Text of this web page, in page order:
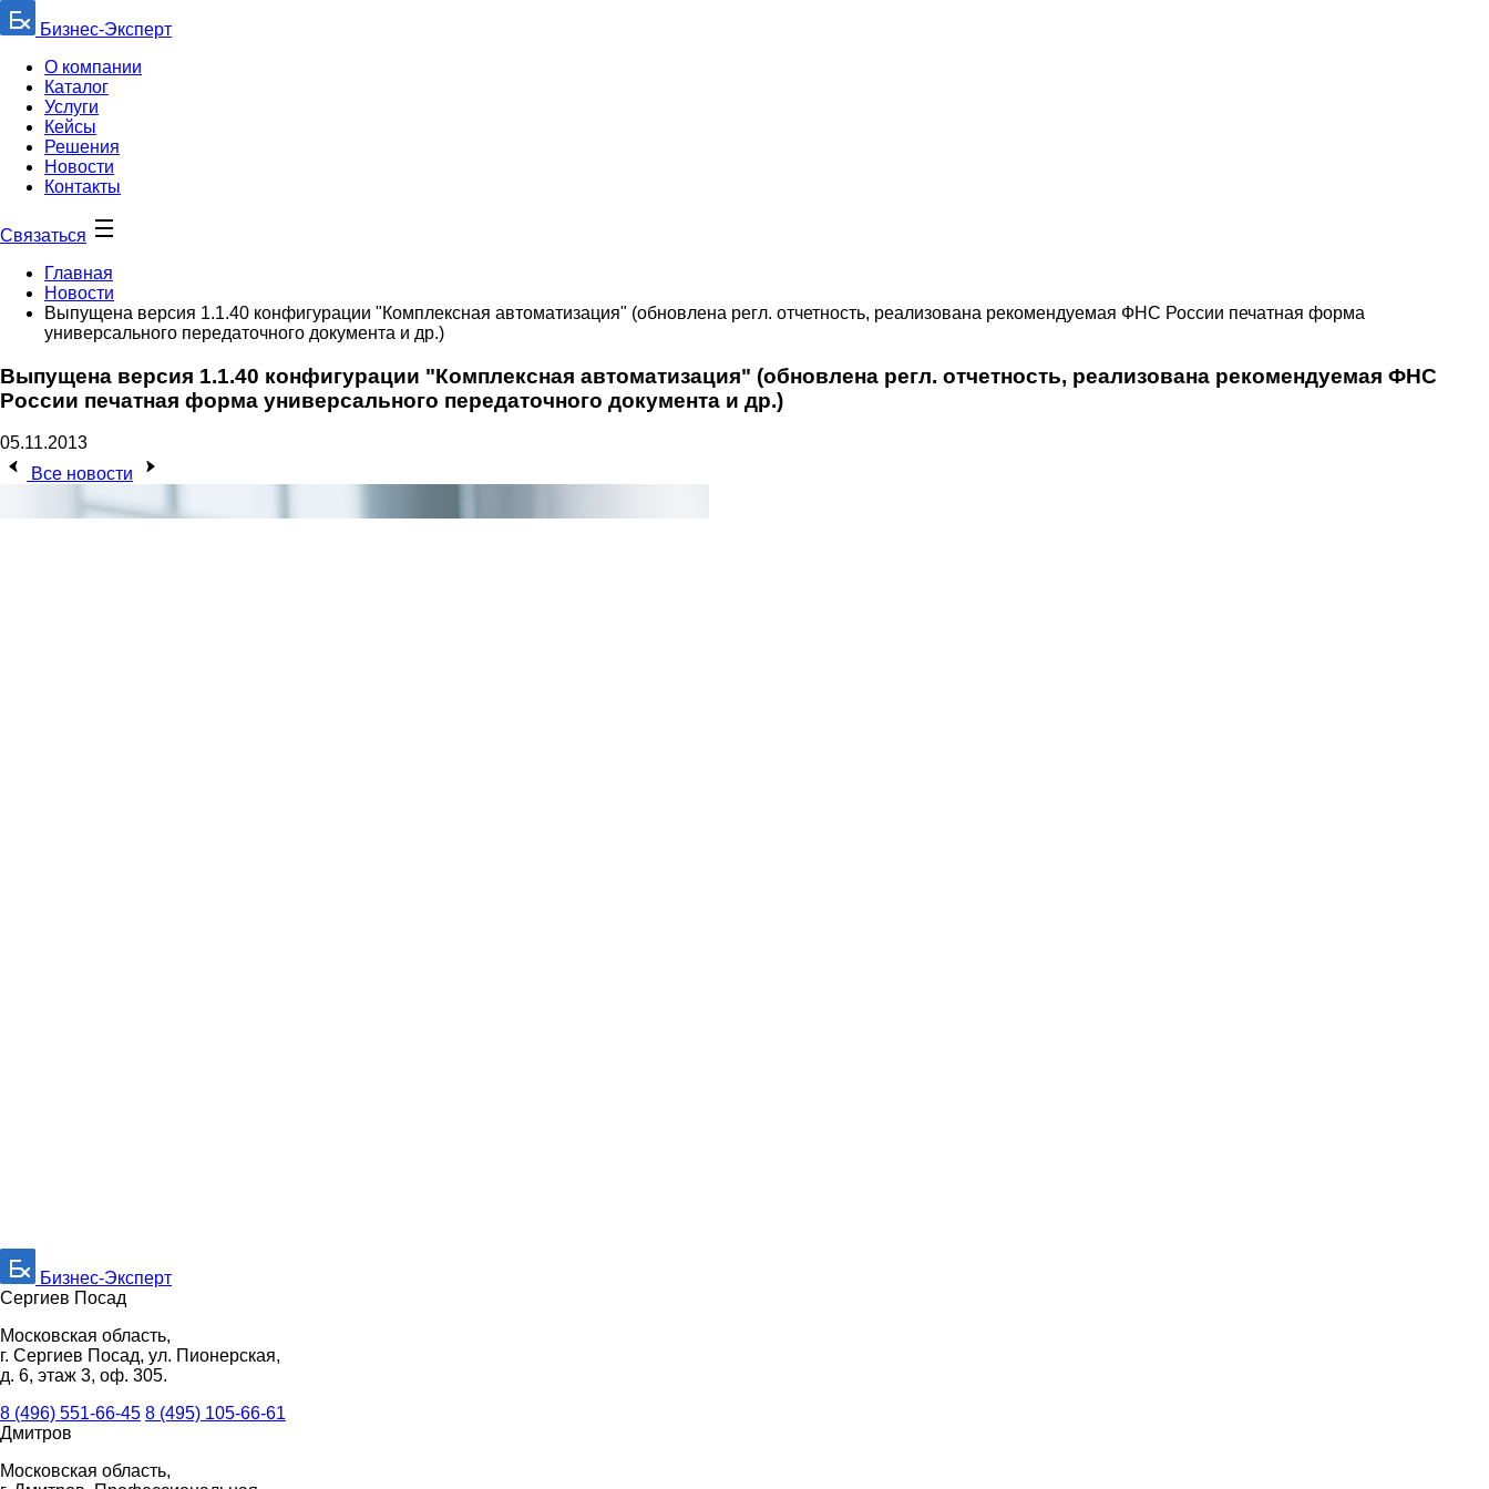
Бизнес-Эксперт
О компании
Каталог
Услуги
Кейсы
Решения
Новости
Контакты
Связаться
Главная
Новости
Выпущена версия 1.1.40 конфигурации "Комплексная автоматизация" (обновлена регл. отчетность, реализована рекомендуемая ФНС России печатная форма
универсального передаточного документа и др.)
Выпущена версия 1.1.40 конфигурации "Комплексная автоматизация" (обновлена регл. отчетность, реализована рекомендуемая ФНС
России печатная форма универсального передаточного документа и др.)
05.11.2013
Все новости
Бизнес-Эксперт
Сергиев Посад
Московская область,
г. Сергиев Посад, ул. Пионерская,
д. 6, этаж 3, оф. 305.
8 (496) 551-66-45 8 (495) 105-66-61
Дмитров
Московская область,